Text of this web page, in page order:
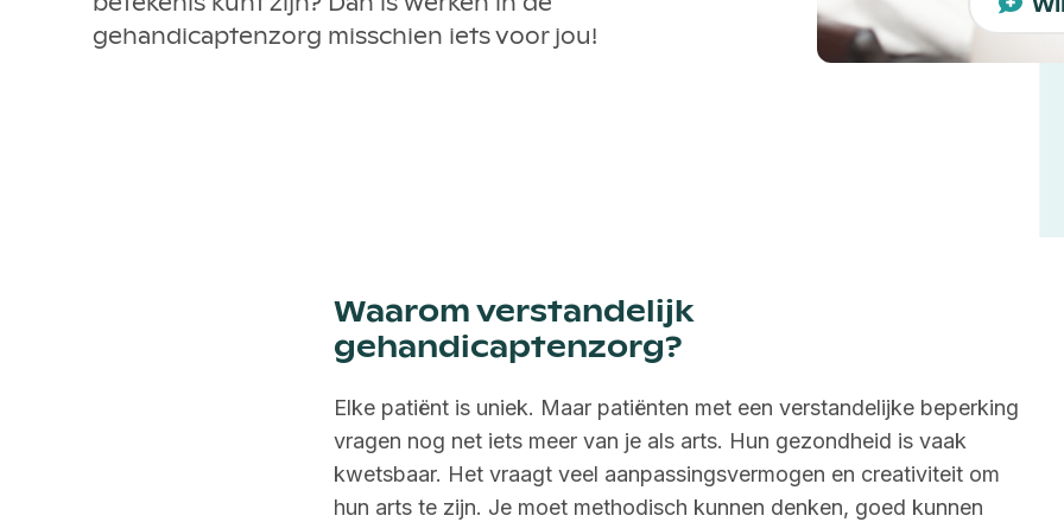
gehandicaptenzorg misschien iets voor jou!
Waarom verstandelijk
gehandicaptenzorg?
Elke patiënt is uniek. Maar patiënten met een verstandelijke beperking
vragen nog net iets meer van je als arts. Hun gezondheid is vaak
kwetsbaar. Het vraagt veel aanpassingsvermogen en creativiteit om
hun arts te zijn. Je moet methodisch kunnen denken, goed kunnen